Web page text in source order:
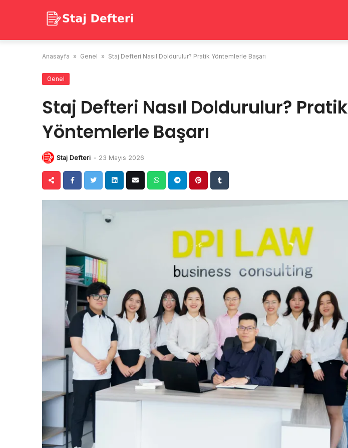
Anasayfa » Genel » Staj Defteri Nasıl Doldurulur? Pratik Yöntemlerle Başarı
Genel
Staj Defteri Nasıl Doldurulur? Pratik
Yöntemlerle Başarı
Staj Defteri - 23 Mayıs 2026